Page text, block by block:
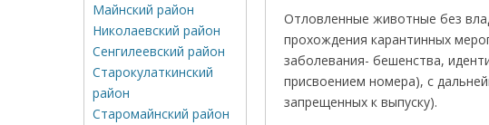
Отловленные животные без
прохождения карантинных
заболевания- бешенства,
присвоением номера), с
запрещенных к выпуску).
Майнский район
Николаевский район
Сенгилеевский район
Старокулаткинский
район
Старомайнский район